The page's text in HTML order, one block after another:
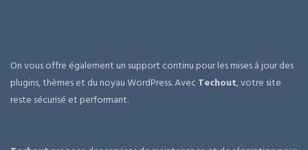
On vous offre également un support continu pour les mises à jour des
plugins, thèmes et du noyau WordPress. AvecTechout, votre site
reste sécurisé et performant.